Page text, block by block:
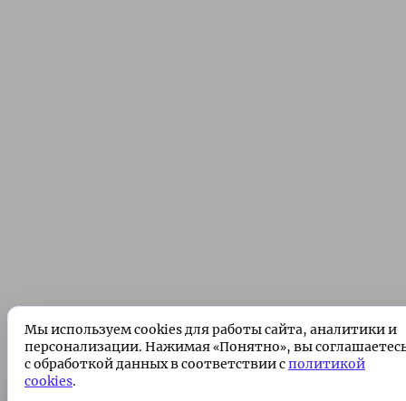
Мы используем cookies для работы сайта, аналитики и
персонализации. Нажимая «Понятно», вы
с обработкой данных в соответствии сполитикой
cookies.